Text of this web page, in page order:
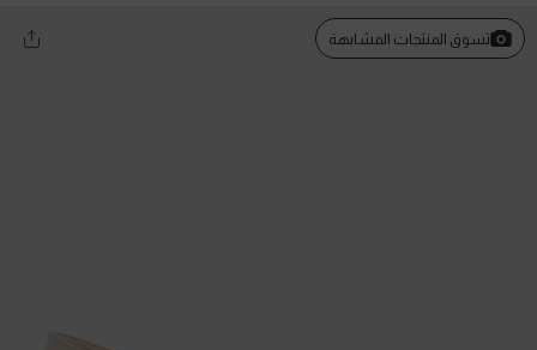
تسوق المنتجات المشابهة